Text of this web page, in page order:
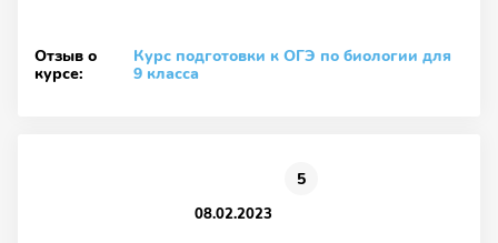
Отзыв о
курсе:
Курс подготовки к ОГЭ по биологии для
9 класса
5
08.02.2023